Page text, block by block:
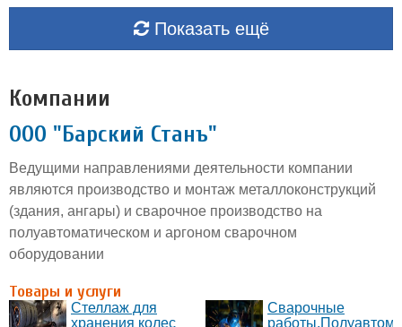
Показать ещё
Компании
ООО "Барский Станъ"
Ведущими направлениями деятельности компании
являются производство и монтаж металлоконструкций
(здания, ангары) и сварочное производство на
полуавтоматическом и аргоном сварочном
оборудовании
Товары и услуги
Стеллаж для
хранения колес
Сварочные